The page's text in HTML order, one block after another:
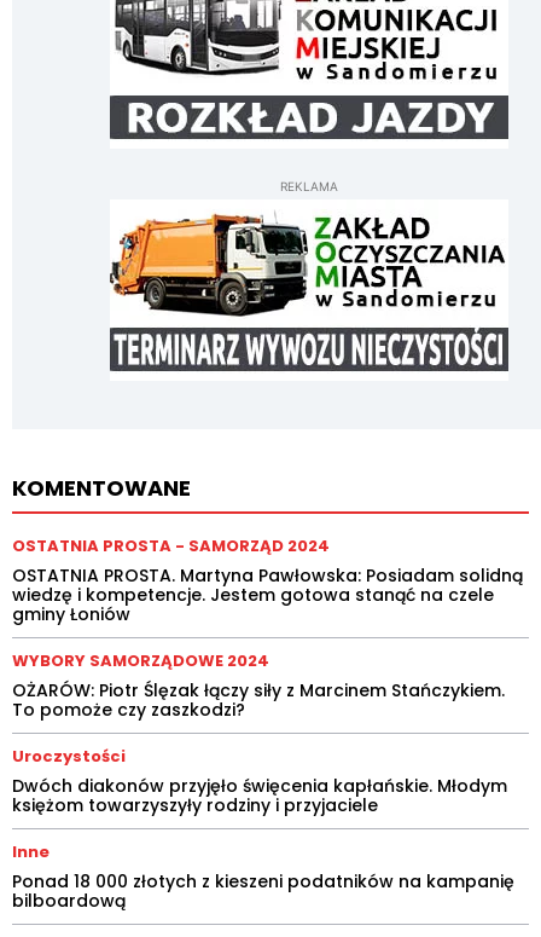
REKLAMA
KOMENTOWANE
OSTATNIA PROSTA - SAMORZĄD 2024
OSTATNIA PROSTA. Martyna Pawłowska: Posiadam solidną
wiedzę i kompetencje. Jestem gotowa stanąć na czele
gminy Łoniów
WYBORY SAMORZĄDOWE 2024
OŻARÓW: Piotr Ślęzak łączy siły z Marcinem Stańczykiem.
To pomoże czy zaszkodzi?
Uroczystości
Dwóch diakonów przyjęło święcenia kapłańskie. Młodym
księżom towarzyszyły rodziny i przyjaciele
Inne
Ponad 18 000 złotych z kieszeni podatników na kampanię
bilboardową